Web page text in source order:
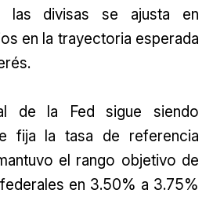
las divisas se ajusta en
en la trayectoria esperada
de la Fed sigue siendo
fija la tasa de referencia
el rango objetivo de
en 3.50% a 3.75%